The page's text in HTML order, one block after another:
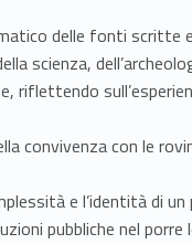
delle fonti scritte
scienza,
riflettendo
convivenza con le
e l’identità di
pubbliche nel porre